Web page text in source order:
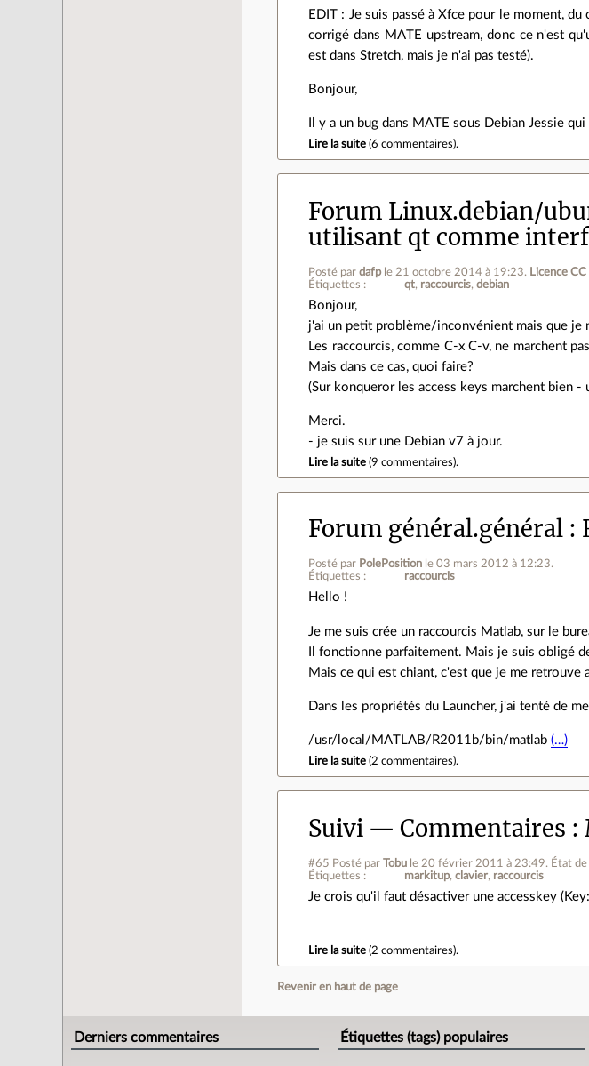
EDIT : Je suis passé à Xfce pour le moment,
corrigé dans MATE upstream, donc ce n'est
est dans Stretch, mais je n'ai pas testé).
Bonjour,
Il y a un bug dans MATE sous Debian Jessie
Lire la suite (6 commentaires).
Forum Linux.debian/
utilisant qt comme
Posté pardafp le 21 octobre 2014 à 19:23. Licence CC
Étiquettes :
qt raccourcis debian
Bonjour,
j'ai un petit problème/inconvénient mais que je
Les raccourcis, comme C-x C-v, ne marchent
Mais dans ce cas, quoi faire?
(Sur konqueror les access keys marchent bien
Merci.
- je suis sur une Debian v7 à jour.
Lire la suite (9 commentaires).
Forum général.général
Posté par PolePosition le 03 mars 2012 à 12:23.
Étiquettes :
raccourcis
Hello !
Je me suis crée un raccourcis Matlab, sur le
Il fonctionne parfaitement. Mais je suis obligé
Mais ce qui est chiant, c'est que je me
Dans les propriétés du Launcher, j'ai tenté de
/usr/local/MATLAB/R2011b/bin/matlab(…)
Lire la suite (2 commentaires).
Suivi — Commentaires
#65 Posté parTobu le 20 février 2011 à 23:49. État
Étiquettes :
markitup clavier raccourcis
Je crois qu'il faut désactiver une accesskey
Lire la suite (2 commentaires).
Revenir en haut de page
Derniers commentaires Étiquettes (tags) populaires